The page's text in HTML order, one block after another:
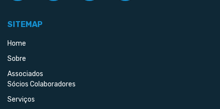
SITEMAP
Home
Sobre
Associados
Sócios Colaboradores
Serviços